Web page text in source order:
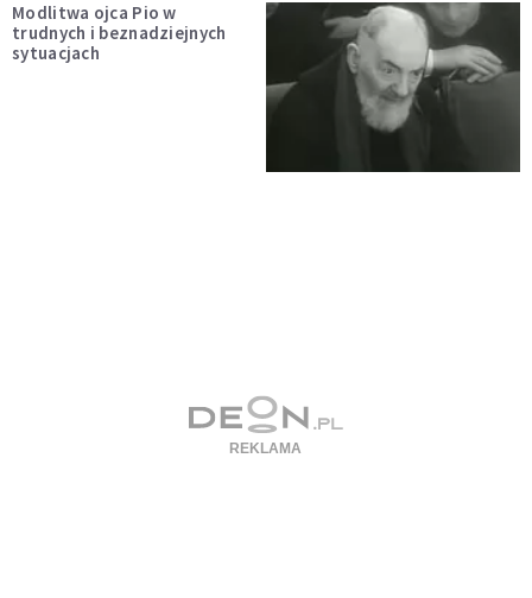
Modlitwa ojca Pio w
trudnych i beznadziejnych
sytuacjach